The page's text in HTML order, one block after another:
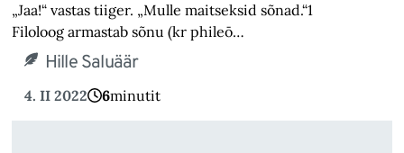
„Jaa!“ vastas tiiger. „Mulle maitseksid sõnad.“1
Filoloog armastab sõnu (kr phileō…
Hille Saluäär
4. II 2022 6minutit